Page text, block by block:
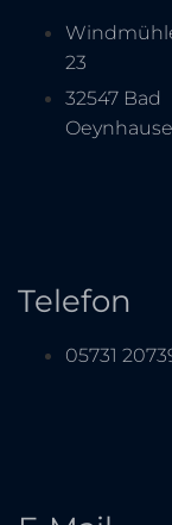
23
32547 Bad
Telefon
05731